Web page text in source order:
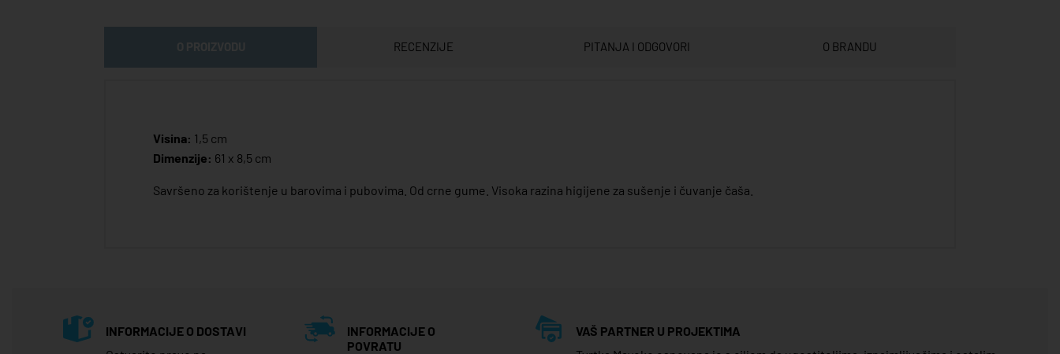
RECENZIJE PITANJA I ODGOVORI O BRANDU
Visina: 1,5 cm
Dimenzije: 61 x 8,5 cm
Savršeno za korištenje u barovima i pubovima. Od crne gume. Visoka razina higijene za sušenje i čuvanje čaša.
INFORMACIJE O DOSTAVI
INFORMACIJE O
POVRATU
VAŠ PARTNER U PROJEKTIMA